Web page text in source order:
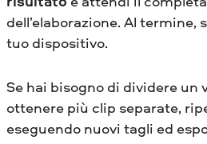
dell’elaborazione. Al termine,
tuo dispositivo.
Se hai bisogno di dividere un
ottenere più clip separate,
eseguendo nuovi tagli ed